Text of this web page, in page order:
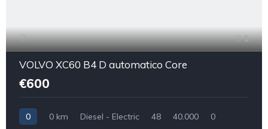
1
VOLVO XC60 B4 D automatico Core
€600
0 0 km Diesel - Electric 48 40.000 0